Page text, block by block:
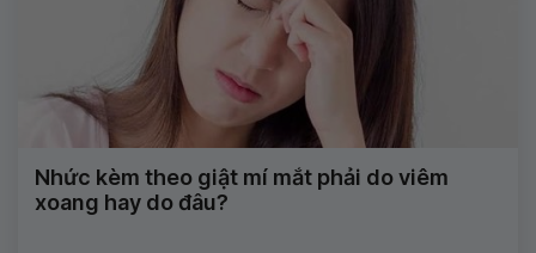
Nhức kèm theo giật mí mắt phải do viêm
xoang hay do đâu?